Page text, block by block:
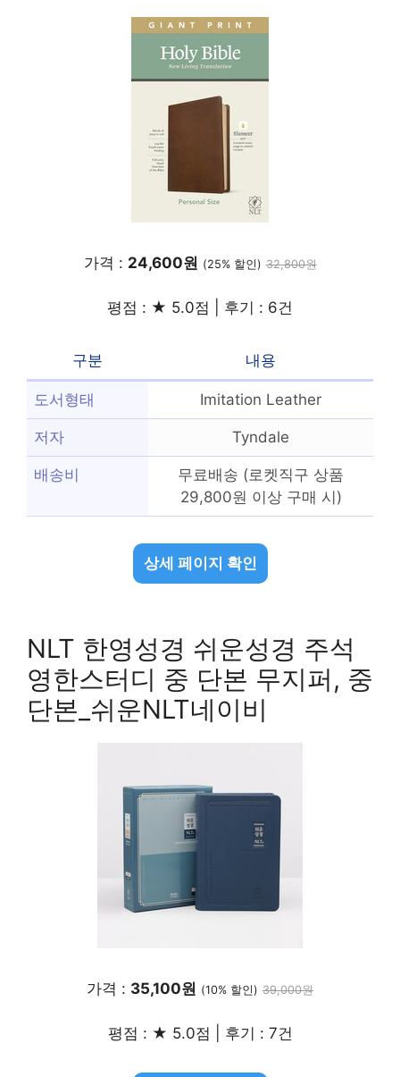
가격 : 24,600원 (25% 할인) 32,800원
평점 : ★ 5.0점 | 후기 : 6건
구분 내용
도서형태 Imitation Leather
저자 Tyndale
배송비
무료배송 (로켓직구 상품
29,800원 이상 구매 시)
상세 페이지 확인
NLT 한영성경 쉬운성경 주석
영한스터디 중 단본 무지퍼, 중
단본_쉬운NLT네이비
가격 : 35,100원 (10% 할인) 39,000원
평점 : ★ 5.0점 | 후기 : 7건